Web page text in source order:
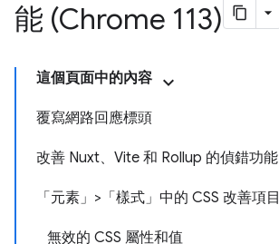
能 (Chrome 113)
這個頁面中的內容
覆寫網路回應標頭
改善 Nuxt、Vite 和 Rollup 的偵錯功能
「元素」>「樣式」中的 CSS 改善項目
無效的 CSS 屬性和值